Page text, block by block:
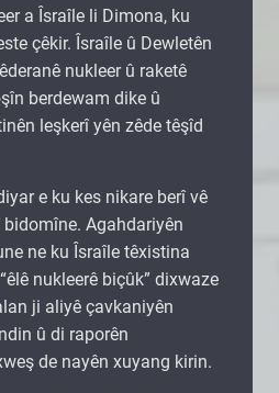
a Îsraîle li Dimona, ku
çêkir. Îsraîle û Dewletên
nukleer û raketê
berdewam dike û
leşkerî yên zêde têşîd
e ku kes nikare berî vê
Agahdariyên
ne ku Îsraîle têxistina
nukleerê biçûk” dixwaze
ji aliyê çavkaniyên
û di raporên
de nayên xuyang kirin.